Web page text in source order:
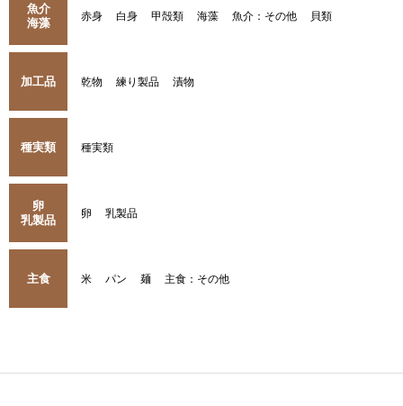
魚介
海藻
赤身 白身 甲殻類 海藻 魚介：その他 貝類
加工品 乾物 練り製品 漬物
種実類 種実類
卵
乳製品
卵 乳製品
主食 米 パン 麺 主食：その他